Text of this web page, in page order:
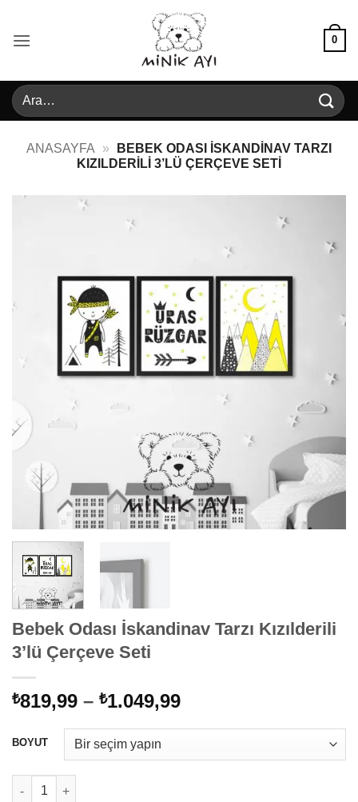
0
Ara:
ANASAYFA »
BEBEK ODASI İSKANDINAV TARZI
KIZILDERILI 3’LÜ ÇERÇEVE SETI
Bebek Odası İskandinav Tarzı Kızılderili
3’lü Çerçeve Seti
₺819,99 – ₺1.049,99Fiyat
-
BOYUT
Bebek Odası İskandinav Tarzı Kızılderili 3'lü Çerçeve Seti adet